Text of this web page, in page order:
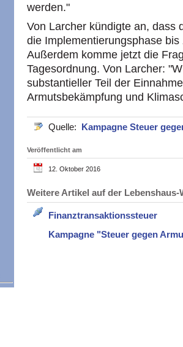
werden."
Von Larcher kündigte an, dass
die Implementierungsphase
Außerdem komme jetzt die
Tagesordnung. Von Larcher:
substantieller Teil der
Armutsbekämpfung und
Quelle: Kampagne Steuer
Veröffentlicht am
12. Oktober 2016
Weitere Artikel auf der
Finanztransaktionssteuer
Kampagne "Steuer gegen